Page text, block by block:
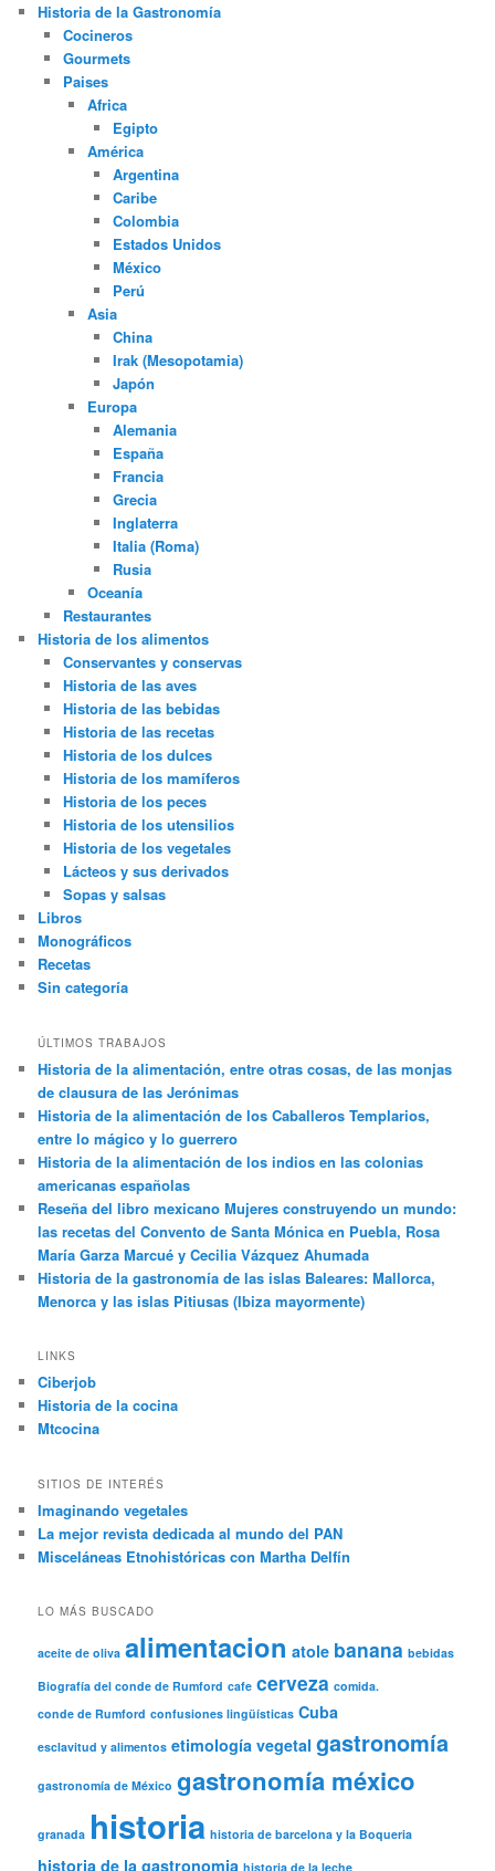
Historia de la Gastronomía
Cocineros
Gourmets
Paises
Africa
Egipto
América
Argentina
Caribe
Colombia
Estados Unidos
México
Perú
Asia
China
Irak (Mesopotamia)
Japón
Europa
Alemania
España
Francia
Grecia
Inglaterra
Italia (Roma)
Rusia
Oceanía
Restaurantes
Historia de los alimentos
Conservantes y conservas
Historia de las aves
Historia de las bebidas
Historia de las recetas
Historia de los dulces
Historia de los mamíferos
Historia de los peces
Historia de los utensilios
Historia de los vegetales
Lácteos y sus derivados
Sopas y salsas
Libros
Monográficos
Recetas
Sin categoría
ÚLTIMOS TRABAJOS
Historia de la alimentación, entre otras cosas, de las monjas
de clausura de las Jerónimas
Historia de la alimentación de los Caballeros Templarios,
entre lo mágico y lo guerrero
Historia de la alimentación de los indios en las colonias
americanas españolas
Reseña del libro mexicano Mujeres construyendo un mundo:
las recetas del Convento de Santa Mónica en Puebla, Rosa
María Garza Marcué y Cecilia Vázquez Ahumada
Historia de la gastronomía de las islas Baleares: Mallorca,
Menorca y las islas Pitiusas (Ibiza mayormente)
LINKS
Ciberjob
Historia de la cocina
Mtcocina
SITIOS DE INTERÉS
Imaginando vegetales
La mejor revista dedicada al mundo del PAN
Misceláneas Etnohistóricas con Martha Delfín
LO MÁS BUSCADO
aceite de oliva alimentacion atole banana bebidas
Biografía del conde de Rumford cafe cerveza comida.
conde de Rumford confusiones lingüísticas Cuba
esclavitud y alimentos etimología vegetal gastronomía
gastronomía de México gastronomía méxico
granada historia historia de barcelona y la Boqueria
historia de la gastronomia historia de la leche